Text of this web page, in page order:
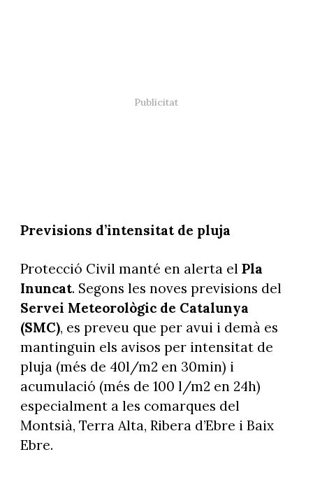
Previsions d’intensitat de pluja
Protecció Civil manté en alerta el Pla
Inuncat. Segons les noves previsions del
Servei Meteorològic de Catalunya
(SMC), es preveu que per avui i demà es
mantinguin els avisos per intensitat de
pluja (més de 40l/m2 en 30min) i
acumulació (més de 100 l/m2 en 24h)
especialment a les comarques del
Montsià, Terra Alta, Ribera d’Ebre i Baix
Ebre.